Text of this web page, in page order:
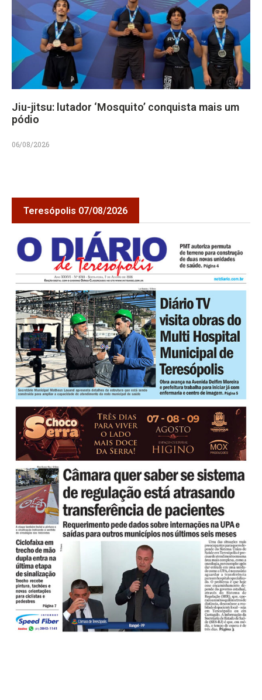
Jiu-jitsu: lutador ‘Mosquito’ conquista mais um
pódio
06/08/2026
Teresópolis 07/08/2026